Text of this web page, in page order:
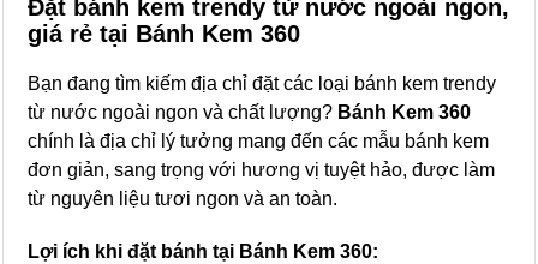
Đặt bánh kem trendy từ nước ngoài ngon,
giá rẻ tại Bánh Kem 360
Bạn đang tìm kiếm địa chỉ đặt các loại bánh kem trendy
từ nước ngoài ngon và chất lượng? Bánh Kem 360
chính là địa chỉ lý tưởng mang đến các mẫu bánh kem
đơn giản, sang trọng với hương vị tuyệt hảo, được làm
từ nguyên liệu tươi ngon và an toàn.
Lợi ích khi đặt bánh tại Bánh Kem 360: